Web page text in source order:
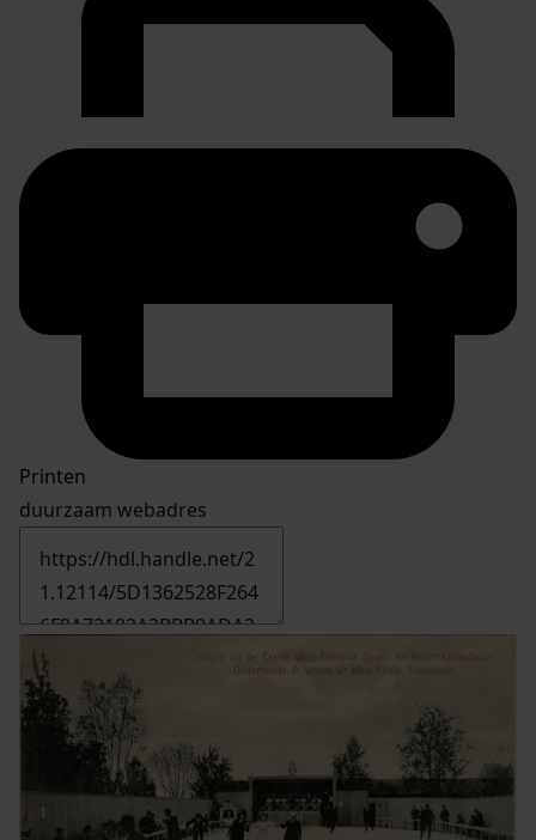
Printen
duurzaam webadres